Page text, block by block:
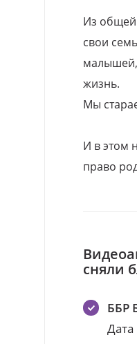
Из общей
свои
малышей,
жизнь.
Мы
И в этом
право
сняли
ББР